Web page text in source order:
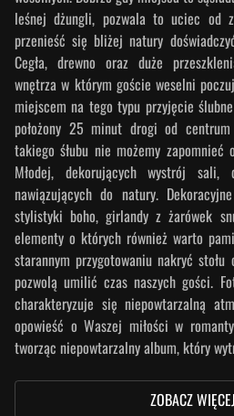
leśnej dżungli, pozwala to uciec od
przenieść się bliżej natury
Cegła, drewno oraz duże
wnętrza w którym goście weselni
miejscem na tego typu przyjęcie
położony 25 minut drogi od
takiego śłubu nie możemy
Młodej, dekorujących wystrój sali,
nawiązujących do natury.
stylistyki boho, girlandy z żarówek
elementy o których również warto
starannym przygotowaniu nakryć
pozwolą umilić czas naszych gości.
charakteryzuje się niepowtarzalną
opowieść o Waszej miłości w
tworząc niepowtarzalny album, który
ZOBACZ WIĘCEJ